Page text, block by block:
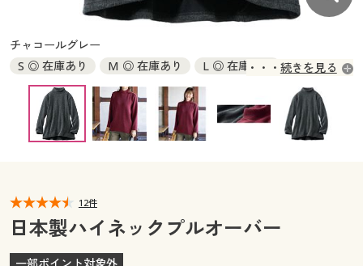
大きいサイズ メンズ
大きいサイズ 事務・制服
カタログ・チラシからのご注文
デジタルカタログ
カタログ無料プレゼント
マイページ
閲覧履歴
カタログ無料プレゼント
会員メニュー
閲覧履歴
チャコールグレー
S ◎ 在庫あり
M ◎ 在庫あり
L ◎ 在庫あり
LL ○ 在庫わずか
続きを見る
12件
日本製ハイネックプルオーバー